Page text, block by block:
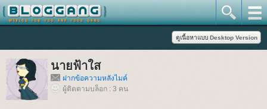
นายฟ้าใส
ฝากข้อความหลังไมค์
ผู้ติดตามบล็อก : 3 คน